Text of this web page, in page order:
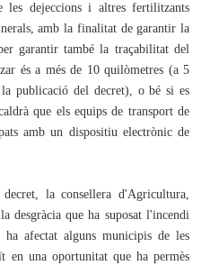
les dejeccions i altres fertilitzants
amb la finalitat de garantir la
garantir també la traçabilitat del
és a més de 10 quilòmetres (a 5
la publicació del decret), o bé si es
que els equips de transport de
amb un dispositiu electrònic de
la consellera d'Agricultura,
desgràcia que ha suposat l'incendi
ha afectat alguns municipis de les
en una oportunitat que ha permès